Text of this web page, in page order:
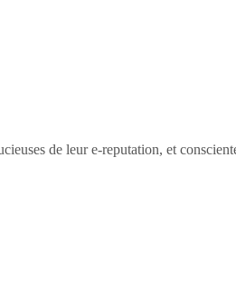
de leur e-reputation, et